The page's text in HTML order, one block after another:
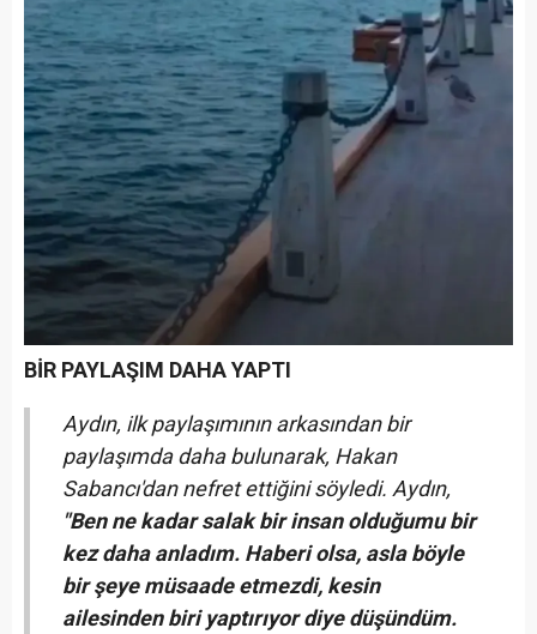
BİR PAYLAŞIM DAHA YAPTI
Aydın, ilk paylaşımının arkasından bir
paylaşımda daha bulunarak, Hakan
Sabancı'dan nefret ettiğini söyledi. Aydın,
"Ben ne kadar salak bir insan olduğumu bir
kez daha anladım. Haberi olsa, asla böyle
bir şeye müsaade etmezdi, kesin
ailesinden biri yaptırıyor diye düşündüm.